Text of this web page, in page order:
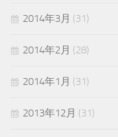
2014年3月 (31)
2014年2月 (28)
2014年1月 (31)
2013年12月 (31)